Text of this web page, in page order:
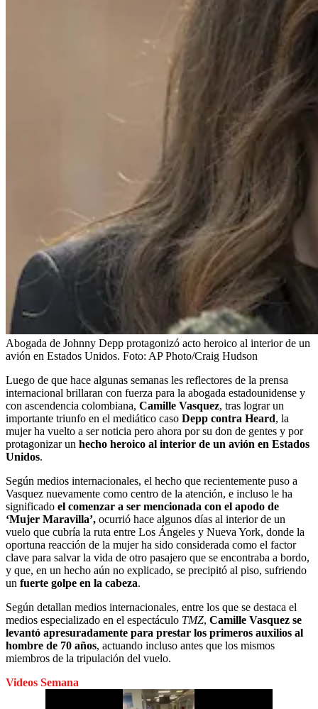
Abogada de Johnny Depp protagonizó acto heroico al interior de un
avión en Estados Unidos. Foto: AP Photo/Craig Hudson
Luego de que hace algunas semanas les reflectores de la prensa
internacional brillaran con fuerza para la abogada estadounidense y
con ascendencia colombiana, Camille Vasquez, tras lograr un
importante triunfo en el mediático caso Depp contra Heard, la
mujer ha vuelto a ser noticia pero ahora por su don de gentes y por
protagonizar un hecho heroico al interior de un avión en Estados
Unidos.
Según medios internacionales, el hecho que recientemente puso a
Vasquez nuevamente como centro de la atención, e incluso le ha
significado el comenzar a ser mencionada con el apodo de
‘Mujer Maravilla’, ocurrió hace algunos días al interior de un
vuelo que cubría la ruta entre Los Ángeles y Nueva York, donde la
oportuna reacción de la mujer ha sido considerada como el factor
clave para salvar la vida de otro pasajero que se encontraba a bordo,
y que, en un hecho aún no explicado, se precipitó al piso, sufriendo
un fuerte golpe en la cabeza.
Según detallan medios internacionales, entre los que se destaca el
medios especializado en el espectáculo TMZ, Camille Vasquez se
levantó apresuradamente para prestar los primeros auxilios al
hombre de 70 años, actuando incluso antes que los mismos
miembros de la tripulación del vuelo.
Videos Semana